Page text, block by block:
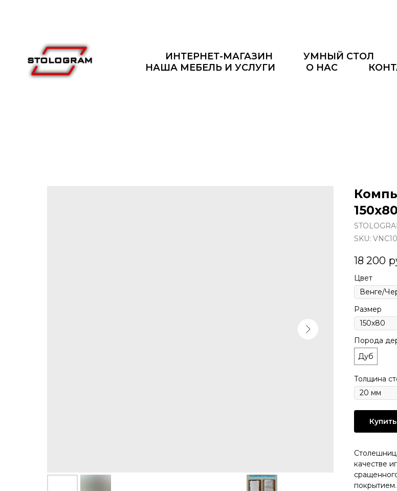
ИНТЕРНЕТ-МАГАЗИН
УМНЫЙ СТОЛ
НАША МЕБЕЛЬ И УСЛУГИ
О НАС
SKU:
18 200
Цвет
Размер
Порода
Дуб
Толщина
Купить
качестве